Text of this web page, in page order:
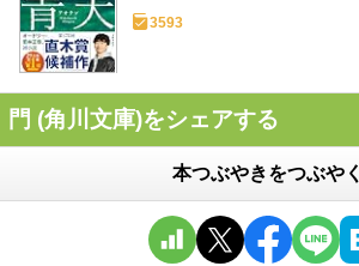
3593
門 (角川文庫)をシェアする
本つぶやきをつぶやく